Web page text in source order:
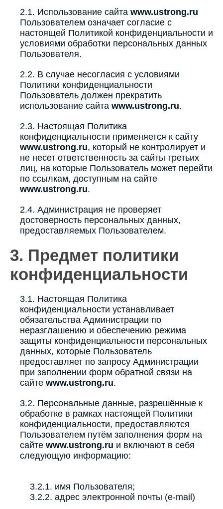
2.1. Использование сайта www.ustrong.ru
Пользователем означает согласие с
настоящей Политикой конфиденциальности и
условиями обработки персональных данных
Пользователя.
2.2. В случае несогласия с условиями
Политики конфиденциальности
Пользователь должен прекратить
использование сайта www.ustrong.ru.
2.3. Настоящая Политика
конфиденциальности применяется к сайту
www.ustrong.ru, который не контролирует и
не несет ответственность за сайты третьих
лиц, на которые Пользователь может перейти
по ссылкам, доступным на сайте
www.ustrong.ru.
2.4. Администрация не проверяет
достоверность персональных данных,
предоставляемых Пользователем.
3. Предмет политики
конфиденциальности
3.1. Настоящая Политика
конфиденциальности устанавливает
обязательства Администрации по
неразглашению и обеспечению режима
защиты конфиденциальности персональных
данных, которые Пользователь
предоставляет по запросу Администрации
при заполнении форм обратной связи на
сайте www.ustrong.ru.
3.2. Персональные данные, разрешённые к
обработке в рамках настоящей Политики
конфиденциальности, предоставляются
Пользователем путём заполнения форм на
сайте www.ustrong.ru и включают в себя
следующую информацию:
3.2.1. имя Пользователя;
3.2.2. адрес электронной почты (e-mail)